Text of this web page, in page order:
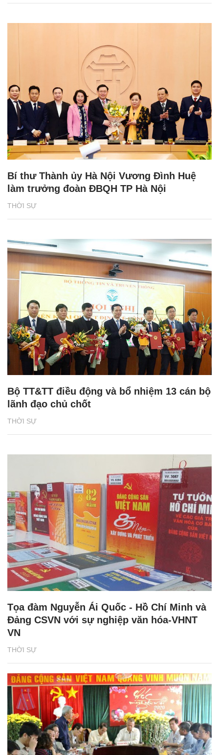
THỜI SỰ
Bí thư Thành ủy Hà Nội Vương Đình Huệ
làm trưởng đoàn ĐBQH TP Hà Nội
THỜI SỰ
Bộ TT&TT điều động và bổ nhiệm 13 cán bộ
lãnh đạo chủ chốt
THỜI SỰ
Tọa đàm Nguyễn Ái Quốc - Hồ Chí Minh và
Đảng CSVN với sự nghiệp văn hóa-VHNT
VN